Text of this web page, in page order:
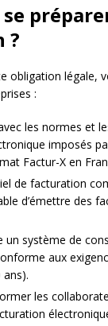
?
obligation légale,
:
les normes et
imposés
Factur-X en
de facturation
d’émettre des
un système de
aux
les